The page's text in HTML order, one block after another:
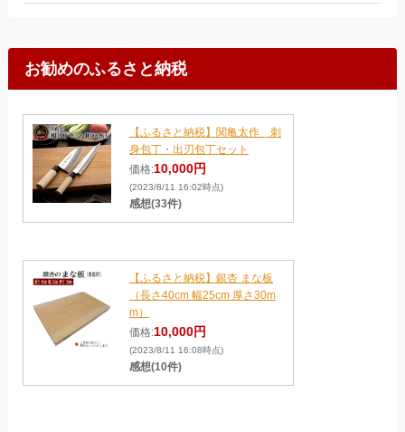
お勧めのふるさと納税
【ふるさと納税】関亀太作 刺
身包丁・出刃包丁セット
価格:10,000円
(2023/8/11 16:02時点)
感想(33件)
【ふるさと納税】銀杏 まな板
（長さ40cm 幅25cm 厚さ30m
m）
価格:10,000円
(2023/8/11 16:08時点)
感想(10件)